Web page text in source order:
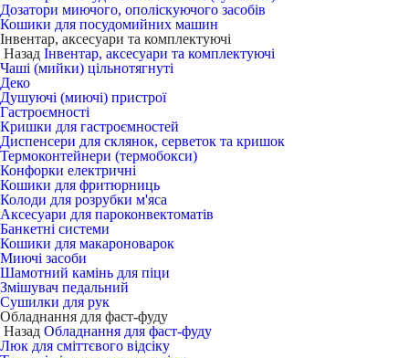
Дозатори миючого, ополіскуючого засобів
Кошики для посудомийних машин
Інвентар, аксесуари та комплектуючі
Назад Інвентар, аксесуари та комплектуючі
Чаші (мийки) цільнотягнуті
Деко
Душуючі (миючі) пристрої
Гастроємності
Кришки для гастроємностей
Диспенсери для склянок, серветок та кришок
Термоконтейнери (термобокси)
Конфорки електричні
Кошики для фритюрниць
Колоди для розрубки м'яса
Аксесуари для пароконвектоматів
Банкетні системи
Кошики для макароноварок
Миючі засоби
Шамотний камінь для піци
Змішувач педальний
Сушилки для рук
Обладнання для фаст-фуду
Назад Обладнання для фаст-фуду
Люк для сміттєвого відсіку